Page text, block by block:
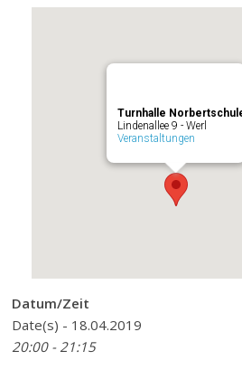
Turnhalle
Lindenallee 9 - Werl
Veranstaltungen
Datum/Zeit
Date(s) - 18.04.2019
20:00 - 21:15